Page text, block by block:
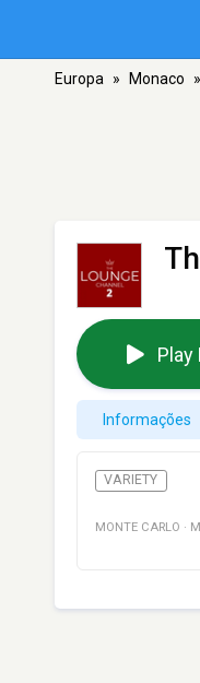
Europa » Monaco »
Play
Informações
VARIETY
MONTE CARLO ·